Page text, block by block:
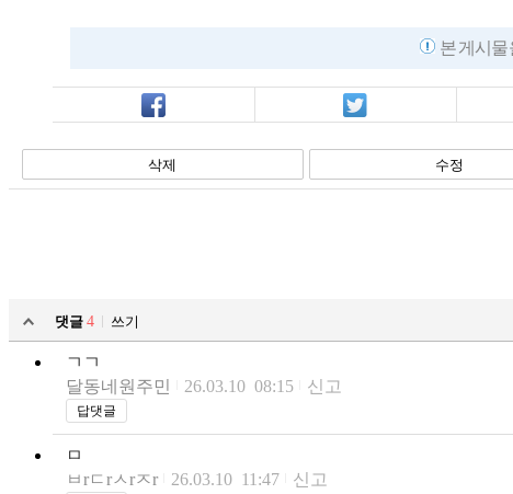
본 게시
페북 트윗
삭제 수정
댓글 4
쓰기
ㄱㄱ
달동네원주민
26.03.10 08:15 신고
답댓글
ㅁ
ㅂrㄷrㅅrㅈr
26.03.10 11:47 신고